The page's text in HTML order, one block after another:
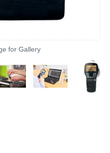
for Gallery